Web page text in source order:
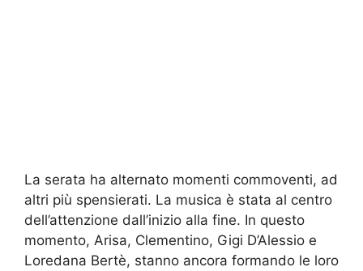
La serata ha alternato momenti commoventi, ad
altri più spensierati. La musica è stata al centro
dell’attenzione dall’inizio alla fine. In questo
momento, Arisa, Clementino, Gigi D’Alessio e
Loredana Bertè, stanno ancora formando le loro